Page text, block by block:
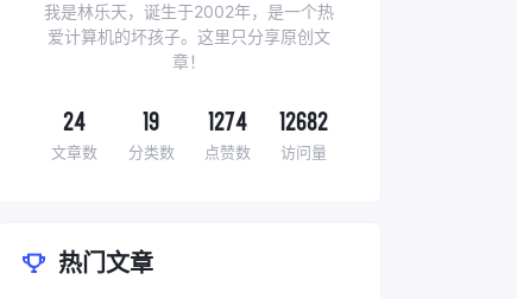
我是林乐天，诞生于2002年，是一个热
爱计算机的坏孩子。这里只分享原创文
章！
24
文章数
19
分类数
1274
点赞数
12682
访问量
热门文章